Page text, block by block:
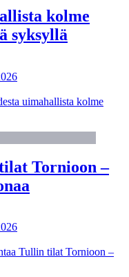
kolme
syksyllä
uimahallista kolme
Tornioon –
Tullin tilat Tornioon –